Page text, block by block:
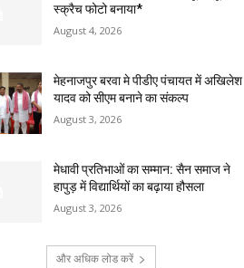
स्क्रैच फोटो बनाया*
August 4, 2026
मेहनाजपुर बरवा मे पीडीए पंचायत में अखिलेश
यादव को सीएम बनाने का संकल्प
August 3, 2026
मेधावी प्रतिभाओं का सम्मान: सैन समाज ने
हापुड़ में विद्यार्थियों का बढ़ाया हौसला
August 3, 2026
और अधिक लोड करें